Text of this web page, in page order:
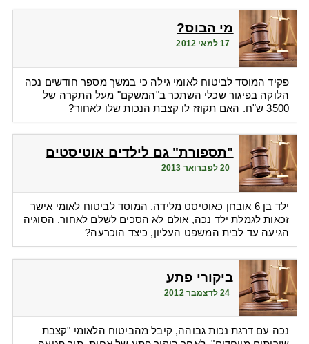
מי הבוס?
17 למאי 2012
פקיד המוסד לביטוח לאומי גילה כי במשך מספר חודשים נכה
הלוקה בפיגור שכלי השתכר ב"המשקם" מעל התקרה של
3500 ש"ח. האם תקוזז לו קצבת הנכות שלו לאחור?
"תספורת" גם לילדים אוטיסטים
20 לפברואר 2013
ילד בן 6 אובחן כאוטיסט מלידה. המוסד לביטוח לאומי אישר
זכאות לגמלת ילד נכה, אולם לא הסכים לשלם לאחור. הסוגיה
הגיעה עד לבית המשפט העליון, כיצד הוכרעה?
ביקורי פתע
24 לדצמבר 2012
נכה עם דרגת נכות גבוהה, קיבל מהביטוח הלאומי "קצבת